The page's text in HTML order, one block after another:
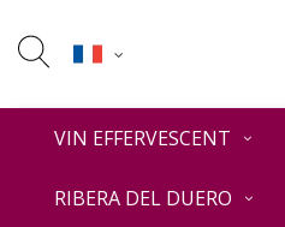
VIN EFFERVESCENT
RIBERA DEL DUERO